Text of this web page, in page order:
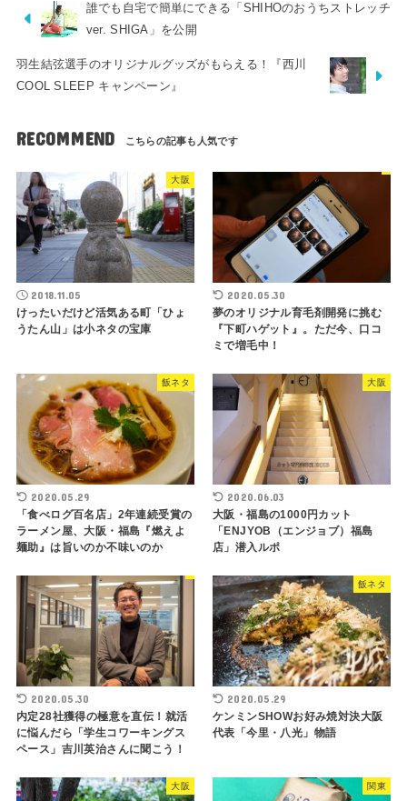
誰でも自宅で簡単にできる「SHIHOのおうちストレッチ
ver. SHIGA」を公開
羽生結弦選手のオリジナルグッズがもらえる！『西川
COOL SLEEP キャンペーン』
RECOMMEND
大阪
2018.11.05
けったいだけど活気ある町「ひょ
うたん山」は小ネタの宝庫
2020.05.30
夢のオリジナル育毛剤開発に挑む
『下町ハゲット』。ただ今、口コ
ミで増毛中！
飯ネタ
2020.05.29
「食べログ百名店」2年連続受賞の
ラーメン屋、大阪・福島『燃えよ
麺助』は旨いのか不味いのか
大阪
2020.06.03
大阪・福島の1000円カット
「ENJYOB（エンジョブ）福島
店」潜入ルポ
2020.05.30
内定28社獲得の極意を直伝！就活
に悩んだら「学生コワーキングス
ペース」吉川英治さんに聞こう！
飯ネタ
2020.05.29
ケンミンSHOWお好み焼対決大阪
代表「今里・八光」物語
大阪 関東